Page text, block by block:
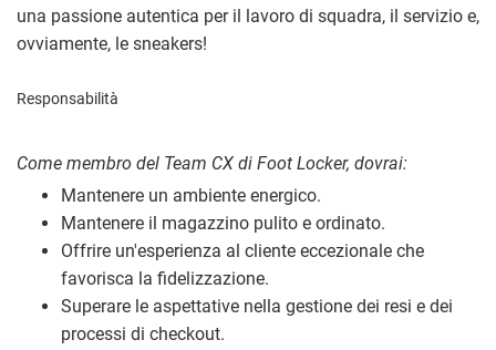
una passione autentica per il lavoro di squadra, il servizio e,
ovviamente, le sneakers!
Responsabilità
Come membro del Team CX di Foot Locker, dovrai:
Mantenere un ambiente energico.
Mantenere il magazzino pulito e ordinato.
Offrire un'esperienza al cliente eccezionale che
favorisca la fidelizzazione.
Superare le aspettative nella gestione dei resi e dei
processi di checkout.